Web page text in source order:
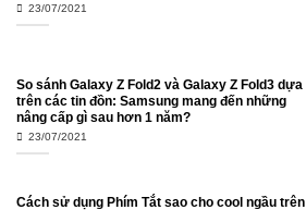
23/07/2021
So sánh Galaxy Z Fold2 và Galaxy Z Fold3 dựa
trên các tin đồn: Samsung mang đến những
nâng cấp gì sau hơn 1 năm?
23/07/2021
Cách sử dụng Phím Tắt sao cho cool ngầu trên